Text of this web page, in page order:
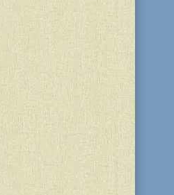
на Лаг баОмер